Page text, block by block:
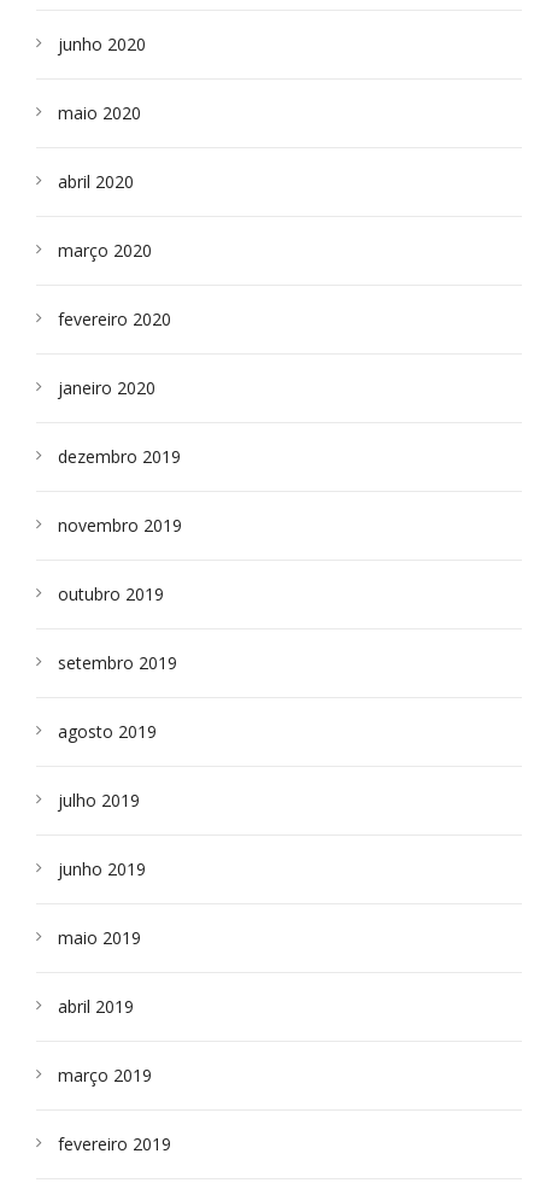
junho 2020
maio 2020
abril 2020
março 2020
fevereiro 2020
janeiro 2020
dezembro 2019
novembro 2019
outubro 2019
setembro 2019
agosto 2019
julho 2019
junho 2019
maio 2019
abril 2019
março 2019
fevereiro 2019